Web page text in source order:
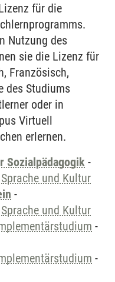
für die
Nutzung des
sie die Lizenz für
Französisch,
des Studiums
oder in
Virtuell
erlernen.
Sozialpädagogik -
Sprache und Kultur
-
Sprache und Kultur
-
-